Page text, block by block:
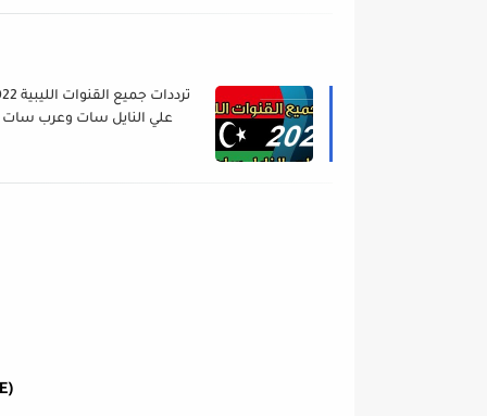
ترددات جميع
علي النايل سات وعرب سات